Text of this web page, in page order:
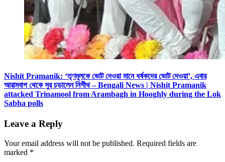
Nishit Pramanik: ‘তৃণমূলকে ভোট দেওয়া মানে ধর্ষকদের ভোট দেওয়া’, এবার
আরামবাগ থেকে সুর চড়ালেন নিশীথ – Bengali News | Nishit Pramanik
attacked Trinamool from Arambagh in Hooghly during the Lok
Sabha polls
Leave a Reply
Your email address will not be published. Required fields are
marked *